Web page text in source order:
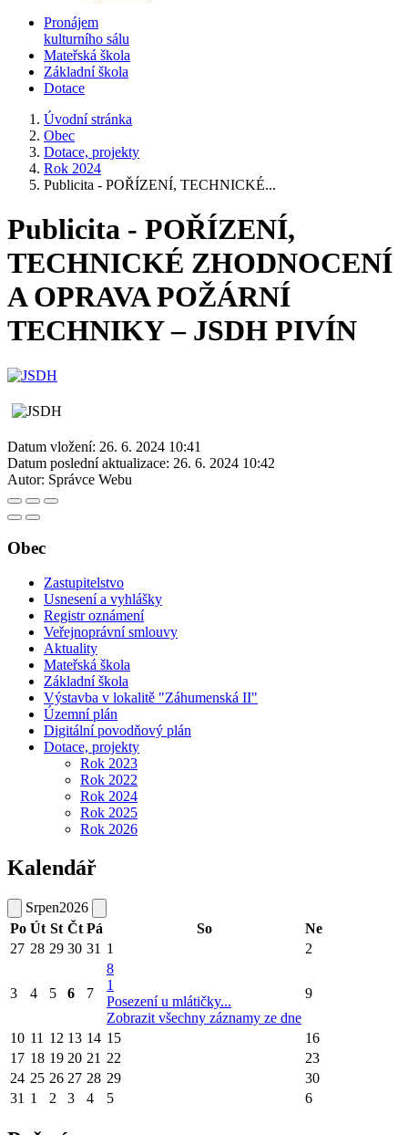
Pronájem
kulturního sálu
Mateřská škola
Základní škola
Dotace
Úvodní stránka
Obec
Dotace, projekty
Rok 2024
Publicita - POŘÍZENÍ, TECHNICKÉ...
Publicita - POŘÍZENÍ,
TECHNICKÉ ZHODNOCENÍ
A OPRAVA POŽÁRNÍ
TECHNIKY – JSDH PIVÍN
Datum vložení: 26. 6. 2024 10:41
Datum poslední aktualizace: 26. 6. 2024 10:42
Autor: Správce Webu
Obec
Zastupitelstvo
Usnesení a vyhlášky
Registr oznámení
Veřejnoprávní smlouvy
Aktuality
Mateřská škola
Základní škola
Výstavba v lokalitě "Záhumenská II"
Územní plán
Digitální povodňový plán
Dotace, projekty
Rok 2023
Rok 2022
Rok 2024
Rok 2025
Rok 2026
Kalendář
Srpen2026
Po Út St Čt Pá So
Ne
27 28 29 30 31 1 2
3 4 5 6 7
8
1
Posezení u mlátičky...
Zobrazit všechny záznamy ze dne
9
10 11 12 13 14 15
16
17 18 19 20 21 22
23
24 25 26 27 28 29
30
31 1 2 3 4 5 6